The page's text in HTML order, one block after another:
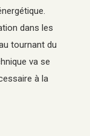
dans les
tournant du
va se
à la